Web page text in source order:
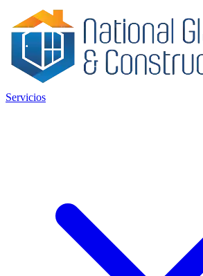
Servicios